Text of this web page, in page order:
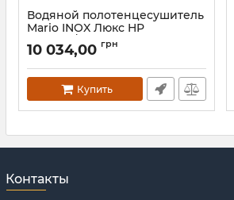
Водяной полотенцесушитель
Mario INOX Люкс HP
770х530/500 золото лайт
сатин
Артикул:1.8.044583.P-GLS
10 034,00 грн
Купить
Контакты